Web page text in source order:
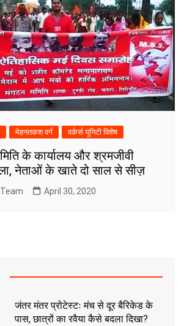
मेहनतकश वर्ग वर्कर्स यूनिटी विशेष
के कार्यालय और श्रमजीवी
नेताओं के खाते दो साल से सीज़
April 30, 2020
जंतर मंतर प्रोटेस्टः मंच से दूर बैरिकेड के
पास, छात्रों का रवैया कैसे बदला दिखा?